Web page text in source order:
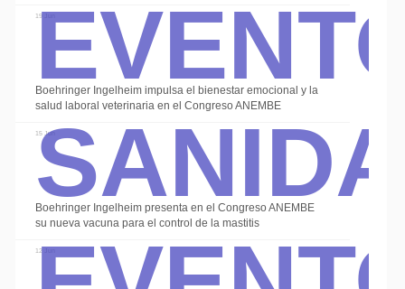
19 Jun
Boehringer Ingelheim impulsa el bienestar emocional y la
salud laboral veterinaria en el Congreso ANEMBE
15 Jun
Boehringer Ingelheim presenta en el Congreso ANEMBE
su nueva vacuna para el control de la mastitis
12 Jun